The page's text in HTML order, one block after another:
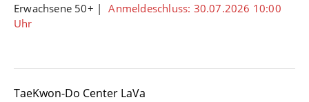
Erwachsene 50+ |
Anmeldeschluss: 30.07.2026 10:00
Uhr
TaeKwon-Do Center LaVa